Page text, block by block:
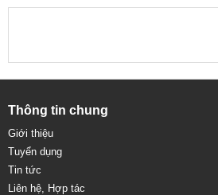
Thông tin chung
Giới thiệu
Tuyển dụng
Tin tức
Liên hệ, Hợp tác